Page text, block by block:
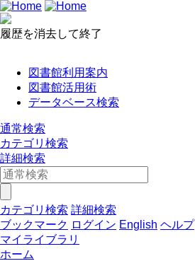
履歴を消去して終了
図書館利用案内
図書館活用術
データベース検索
通常検索
カテゴリ検索
詳細検索
カテゴリ検索 詳細検索
ブックマーク ログイン English ヘルプ
マイライブラリ
ホーム